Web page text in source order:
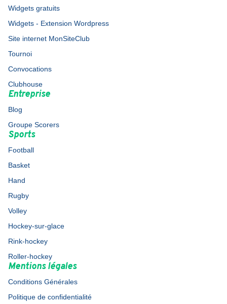
Widgets gratuits
Widgets - Extension Wordpress
Site internet MonSiteClub
Tournoi
Convocations
Clubhouse
Entreprise
Blog
Groupe Scorers
Sports
Football
Basket
Hand
Rugby
Volley
Hockey-sur-glace
Rink-hockey
Roller-hockey
Mentions légales
Conditions Générales
Politique de confidentialité